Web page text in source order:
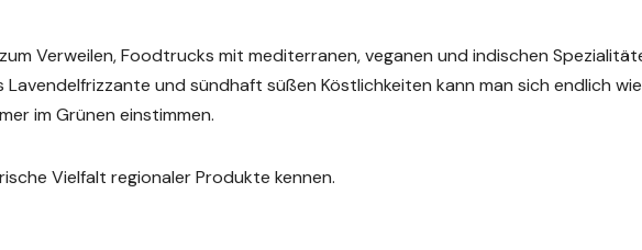
Verweilen, Foodtrucks mit mediterranen, veganen und indischen
Lavendelfrizzante und sündhaft süßen Köstlichkeiten kann man sich endlich
im Grünen einstimmen.
Vielfalt regionaler Produkte kennen.